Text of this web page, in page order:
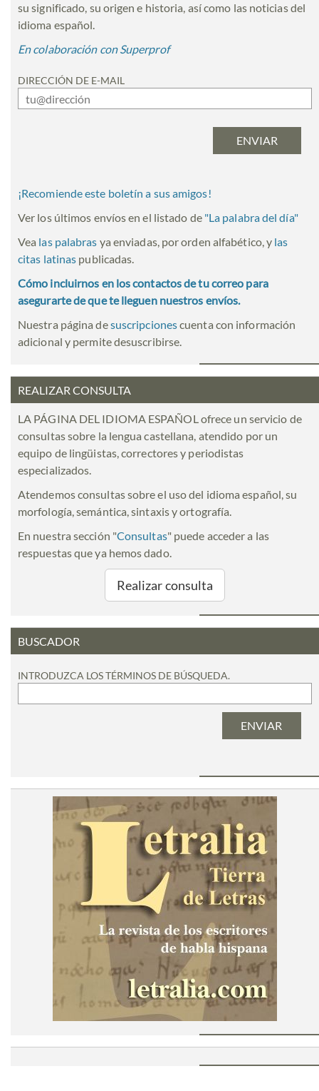
su significado, su origen e historia, así como las noticias del
idioma español.
En colaboración con Superprof
DIRECCIÓN DE E-MAIL
¡Recomiende este boletín a sus amigos!
Ver los últimos envíos en el listado de "La palabra del día"
Vea las palabras ya enviadas, por orden alfabético, y las
citas latinas publicadas.
Cómo incluirnos en los contactos de tu correo para
asegurarte de que te lleguen nuestros envíos.
Nuestra página desuscripcionescuenta con información
adicional y permite desuscribirse.
REALIZAR CONSULTA
LA PÁGINA DEL IDIOMA ESPAÑOL ofrece un servicio de
consultas sobre la lengua castellana, atendido por un
equipo de lingüistas, correctores y periodistas
especializados.
Atendemos consultas sobre el uso del idioma español, su
morfología, semántica, sintaxis y ortografía.
En nuestra sección "Consultas" puede acceder a las
respuestas que ya hemos dado.
Realizar consulta
BUSCADOR
INTRODUZCA LOS TÉRMINOS DE BÚSQUEDA.